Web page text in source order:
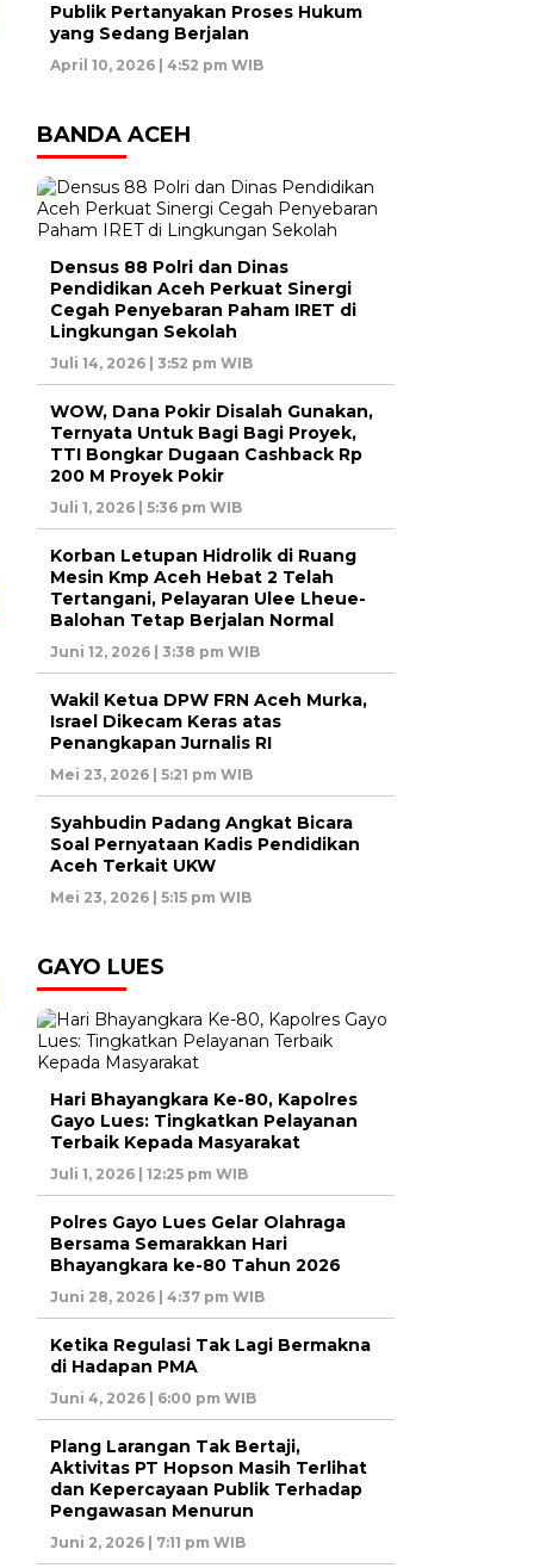
Publik Pertanyakan Proses Hukum
yang Sedang Berjalan
April 10, 2026 | 4:52 pm WIB
BANDA ACEH
Densus 88 Polri dan Dinas
Pendidikan Aceh Perkuat Sinergi
Cegah Penyebaran Paham IRET di
Lingkungan Sekolah
Juli 14, 2026 | 3:52 pm WIB
WOW, Dana Pokir Disalah Gunakan,
Ternyata Untuk Bagi Bagi Proyek,
TTI Bongkar Dugaan Cashback Rp
200 M Proyek Pokir
Juli 1, 2026 | 5:36 pm WIB
Korban Letupan Hidrolik di Ruang
Mesin Kmp Aceh Hebat 2 Telah
Tertangani, Pelayaran Ulee Lheue-
Balohan Tetap Berjalan Normal
Juni 12, 2026 | 3:38 pm WIB
Wakil Ketua DPW FRN Aceh Murka,
Israel Dikecam Keras atas
Penangkapan Jurnalis RI
Mei 23, 2026 | 5:21 pm WIB
Syahbudin Padang Angkat Bicara
Soal Pernyataan Kadis Pendidikan
Aceh Terkait UKW
Mei 23, 2026 | 5:15 pm WIB
GAYO LUES
Hari Bhayangkara Ke-80, Kapolres
Gayo Lues: Tingkatkan Pelayanan
Terbaik Kepada Masyarakat
Juli 1, 2026 | 12:25 pm WIB
Polres Gayo Lues Gelar Olahraga
Bersama Semarakkan Hari
Bhayangkara ke-80 Tahun 2026
Juni 28, 2026 | 4:37 pm WIB
Ketika Regulasi Tak Lagi Bermakna
di Hadapan PMA
Juni 4, 2026 | 6:00 pm WIB
Plang Larangan Tak Bertaji,
Aktivitas PT Hopson Masih Terlihat
dan Kepercayaan Publik Terhadap
Pengawasan Menurun
Juni 2, 2026 | 7:11 pm WIB